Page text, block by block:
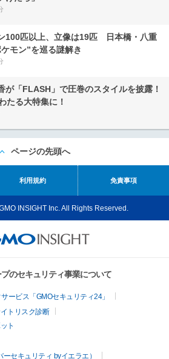
100匹以上、立像は19匹 日本橋・八重
モン”を巡る謎解き
が「FLASH」で圧巻のスタイルを披露！
たる大特集に！
ページの先頭へ
利用規約 免責事項
INSIGHT Inc. All Rights Reserved.
のセキュリティ事業について
ービス「GMOセキュリティ24」
トリスク診断
ト
セキュリティ byイエラエ）